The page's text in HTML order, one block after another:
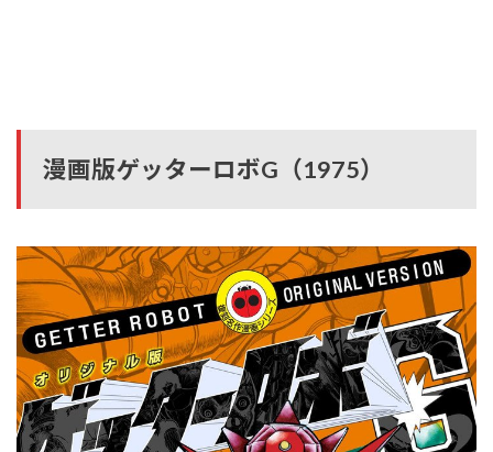
漫画版ゲッターロボG（1975）